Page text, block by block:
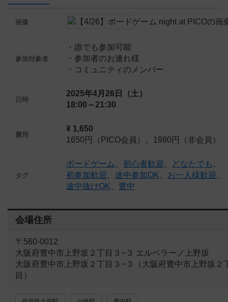
画像
参加対象者
・誰でも参加可能
・参加者のお連れ様
・コミュニティのメンバー
日時
2025年4月26日（土）
18:00～21:30
費用
¥ 1,650
1650円（PICO会員）、1980円（非会員）
タグ
ボードゲーム 初心者歓迎 どなたでも
初参加歓迎
途中参加OK お一人様歓迎
途中抜けOK
豊中
会場住所
〒560-0012
大阪府豊中市上野坂２丁目３−３ エルベラーノ上野坂
大阪府豊中市上野坂２丁目３−３（大阪府豊中市上野坂２
目）